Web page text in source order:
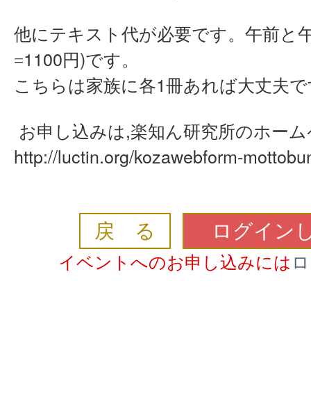
他にテキスト代が必要です。午前と
=1100円)です。
こちらは家族に各1冊あれば大丈夫
お申し込みは,楽知ん研究所のホー
http://luctin.org/kozawebform-
戻 る ログイン
イベントへのお申し込みには